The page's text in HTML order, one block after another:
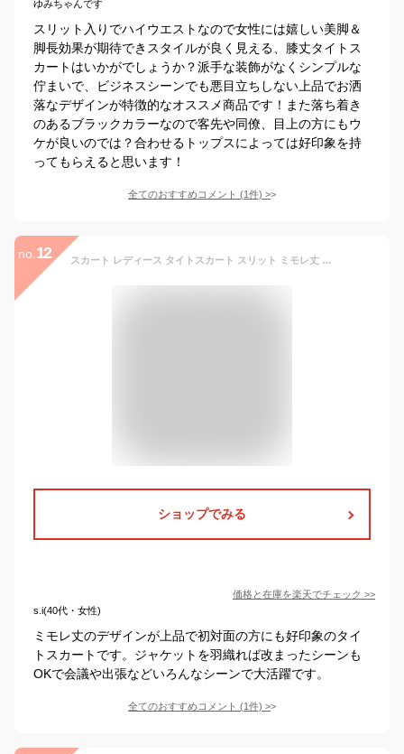
ゆみちゃんです
スリット入りでハイウエストなので女性には嬉しい美脚＆
脚長効果が期待できスタイルが良く見える、膝丈タイトス
カートはいかがでしょうか？派手な装飾がなくシンプルな
佇まいで、ビジネスシーンでも悪目立ちしない上品でお洒
落なデザインが特徴的なオススメ商品です！また落ち着き
のあるブラックカラーなので客先や同僚、目上の方にもウ
ケが良いのでは？合わせるトップスによっては好印象を持
ってもらえると思います！
全てのおすすめコメント (1件) >
no. 12 スカート レディース タイトスカート スリット ミモレ丈 ひざ丈 膝丈 きれいめ 低身長 高身長 ロング 春 春夏 秋 オフィス ボトムス シンプル ベーシック S M 通勤 上品 ブラウン クリーム ブルー 秋冬 無地 CHANME chanme チャンミ
ショップでみる
価格と在庫を楽天でチェック >>
s.i(40代・女性)
ミモレ丈のデザインが上品で初対面の方にも好印象のタイ
トスカートです。ジャケットを羽織れば改まったシーンも
OKで会議や出張などいろんなシーンで大活躍です。
全てのおすすめコメント (1件) >